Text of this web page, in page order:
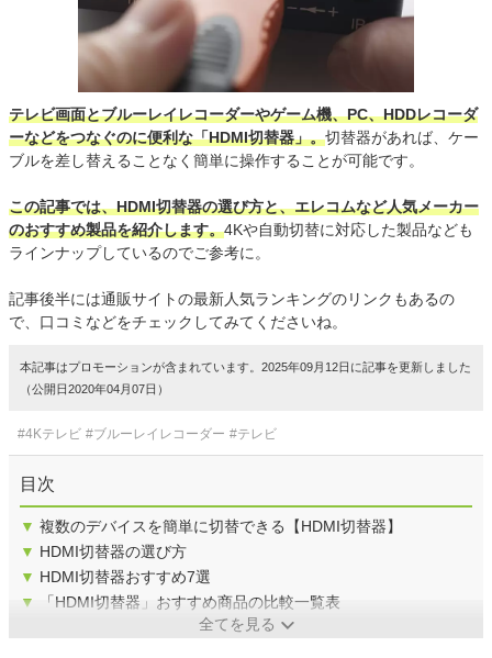
テレビ画面とブルーレイレコーダーやゲーム機、PC、HDDレコーダ
ーなどをつなぐのに便利な「HDMI切替器」。切替器があれば、ケー
ブルを差し替えることなく簡単に操作することが可能です。
この記事では、HDMI切替器の選び方と、エレコムなど人気メーカー
のおすすめ製品を紹介します。4Kや自動切替に対応した製品なども
ラインナップしているのでご参考に。
記事後半には通販サイトの最新人気ランキングのリンクもあるの
で、口コミなどをチェックしてみてくださいね。
本記事はプロモーションが含まれています。2025年09月12日に記事を更新しました
（公開日2020年04月07日）
#4Kテレビ #ブルーレイレコーダー #テレビ
目次
▼ 複数のデバイスを簡単に切替できる【HDMI切替器】
▼ HDMI切替器の選び方
▼ HDMI切替器おすすめ7選
▼
「HDMI切替器」おすすめ商品の比較一覧表
全てを見る